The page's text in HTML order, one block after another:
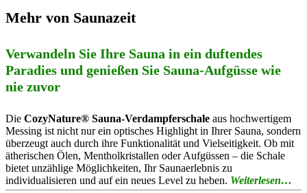
Mehr von Saunazeit
Verwandeln Sie Ihre Sauna in ein duftendes
Paradies und genießen Sie Sauna-Aufgüsse wie
nie zuvor
Die CozyNature® Sauna-Verdampferschale aus hochwertigem
Messing ist nicht nur ein optisches Highlight in Ihrer Sauna, sondern
überzeugt auch durch ihre Funktionalität und Vielseitigkeit. Ob mit
ätherischen Ölen, Mentholkristallen oder Aufgüssen – die Schale
bietet unzählige Möglichkeiten, Ihr Saunaerlebnis zu
individualisieren und auf ein neues Level zu heben. Weiterlesen…